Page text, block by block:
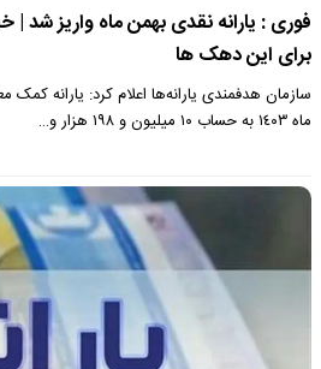
فوری : یارانه نقدی بهمن ماه واریز شد
برای این دهک ها
ماه ١٤٠٣ به حساب ۱۰ میلیون و ۱۹۸ هزار و…